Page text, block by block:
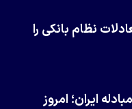
نظام بانکی را
ایران؛ امروز